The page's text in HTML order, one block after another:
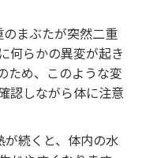
のまぶたが突然二重
何らかの異変が起き
ため、このような変
認しながら体に注意
が続くと、体内の水